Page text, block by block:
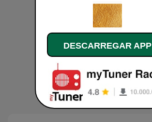
DESCARREGAR APP